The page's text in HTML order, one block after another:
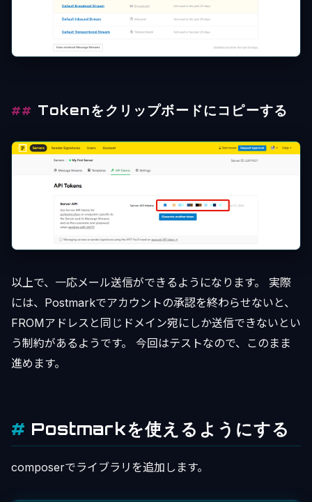
Tokenをクリップボードにコピーする
以上で、一応メール送信ができるようになります。 実際
には、Postmarkでアカウントの承認を終わらせないと、
FROMアドレスと同じドメイン宛にしか送信できないとい
う制約があるようです。 今回はテストなので、このまま
進めます。
Postmarkを使えるようにする
composerでライブラリを追加します。